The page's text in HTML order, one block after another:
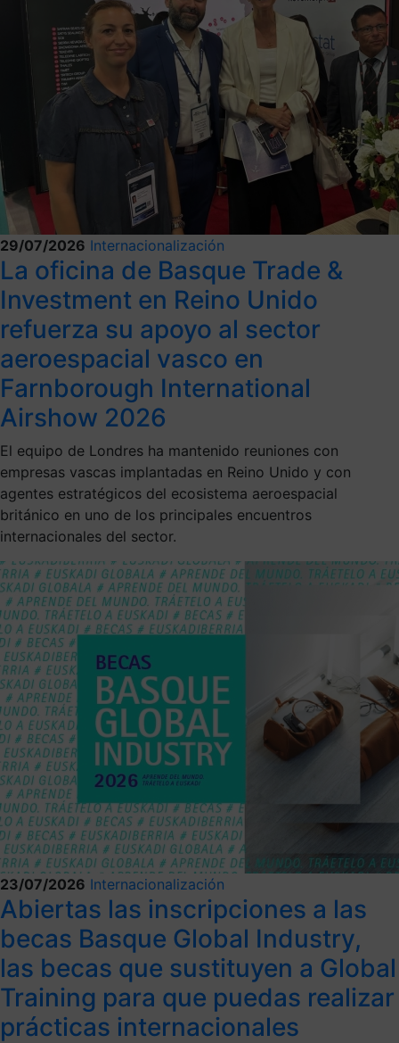
29/07/2026 Internacionalización
La oficina de Basque Trade &
Investment en Reino Unido
refuerza su apoyo al sector
aeroespacial vasco en
Farnborough International
Airshow 2026
El equipo de Londres ha mantenido reuniones con
empresas vascas implantadas en Reino Unido y con
agentes estratégicos del ecosistema aeroespacial
británico en uno de los principales encuentros
internacionales del sector.
23/07/2026 Internacionalización
Abiertas las inscripciones a las
becas Basque Global Industry,
las becas que sustituyen a Global
Training para que puedas realizar
prácticas internacionales